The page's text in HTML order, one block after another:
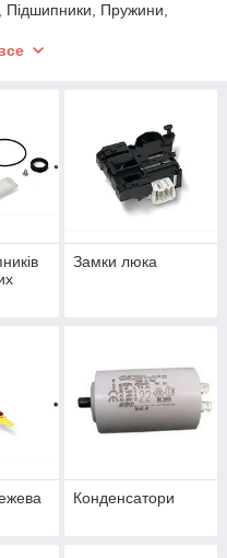
Підшипники, Пружини,
курсом валют
Замки люка
Конденсатори